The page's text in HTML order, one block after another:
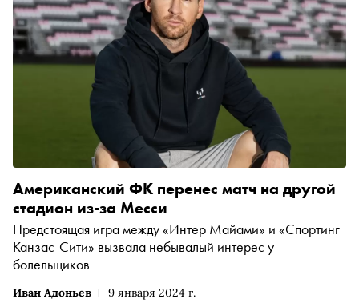
Иван Адоньев 9 января 2024 г.
Американский ФК перенес матч на другой
стадион из-за Месси
Предстоящая игра между «Интер Майами» и «Спортинг
Канзас-Сити» вызвала небывалый интерес у
болельщиков